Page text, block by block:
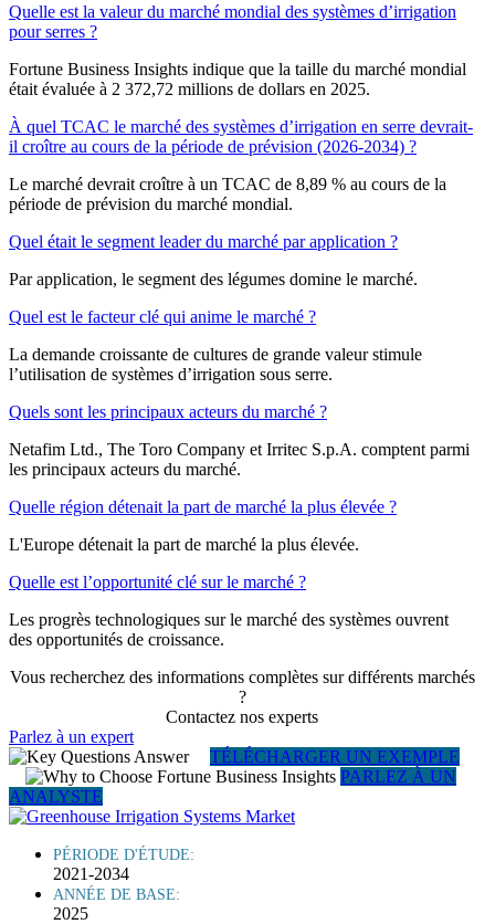
Quelle est la valeur du marché mondial des systèmes d’irrigation
pour serres ?
Fortune Business Insights indique que la taille du marché mondial
était évaluée à 2 372,72 millions de dollars en 2025.
À quel TCAC le marché des systèmes d’irrigation en serre devrait-
il croître au cours de la période de prévision (2026-2034) ?
Le marché devrait croître à un TCAC de 8,89 % au cours de la
période de prévision du marché mondial.
Quel était le segment leader du marché par application ?
Par application, le segment des légumes domine le marché.
Quel est le facteur clé qui anime le marché ?
La demande croissante de cultures de grande valeur stimule
l’utilisation de systèmes d’irrigation sous serre.
Quels sont les principaux acteurs du marché ?
Netafim Ltd., The Toro Company et Irritec S.p.A. comptent parmi
les principaux acteurs du marché.
Quelle région détenait la part de marché la plus élevée ?
L'Europe détenait la part de marché la plus élevée.
Quelle est l’opportunité clé sur le marché ?
Les progrès technologiques sur le marché des systèmes ouvrent
des opportunités de croissance.
Vous recherchez des informations complètes sur différents marchés
?
Contactez nos experts
Parlez à un expert
TÉLÉCHARGER UN EXEMPLE
PARLEZ À UN
ANALYSTE
PÉRIODE D'ÉTUDE:
2021-2034
ANNÉE DE BASE:
2025